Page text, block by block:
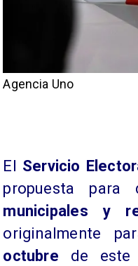
Agencia Uno
​El Servicio
propuesta
municipales y
originalmente
octubre de este